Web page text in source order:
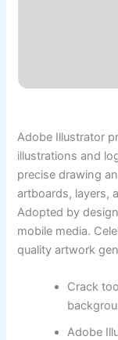
Adobe Illustrator
illustrations and
precise drawing
artboards, layers,
Adopted by
mobile media.
quality artwork
Crack
Adobe